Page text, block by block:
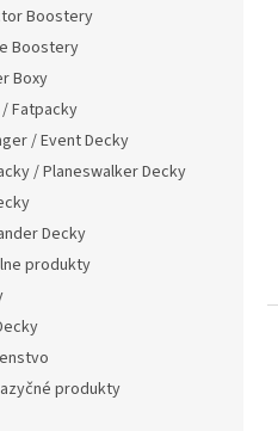
Boostery
Boostery
Boxy
Fatpacky
/ Event Decky
/ Planeswalker Decky
Decky
produkty
produkty